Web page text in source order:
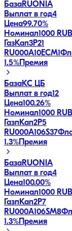
БазаRUONIA
Выплат в год4
Цена99.70%
Номинал1000 RUB
ГазКап3P21
RU000A10ECM1
1.5% Премия
БазаКС ЦБ
Выплат в год12
Цена100.26%
Номинал1000 RUB
ГазпКап2P5
RU000A106S37
1.3% Премия
БазаRUONIA
Выплат в год4
Цена100.00%
Номинал1000 RUB
ГазпКап2P7
RU000A106SM8
1.3% Премия